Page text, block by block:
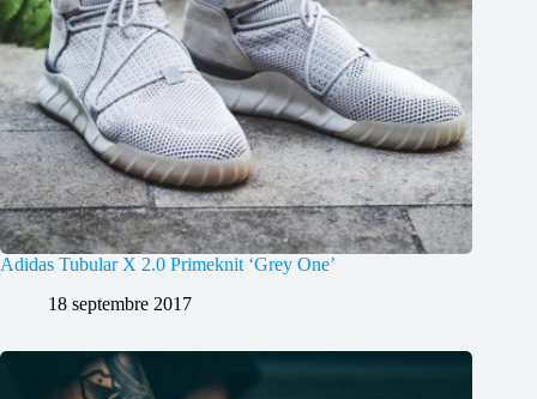
Adidas Tubular X 2.0 Primeknit ‘Grey One’
18 septembre 2017